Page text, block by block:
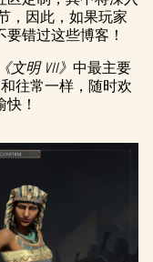
，因此，如果玩家
错过这些博客！
《文明 VII》 中最主要
和往常一样，随时欢
！